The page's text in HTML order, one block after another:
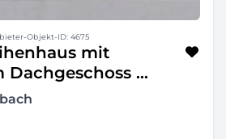
Objekt-ID: 4675
mit
Dachgeschoss ...